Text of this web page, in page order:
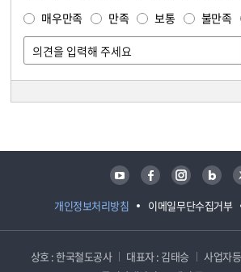
매우만족 만족 보통 불만족
개인정보처리방침 이메일무단수집거부
유튜브 페이스북 인스타그램 블로그
상호 : 한국철도공사 대표자 : 김태승
사업자